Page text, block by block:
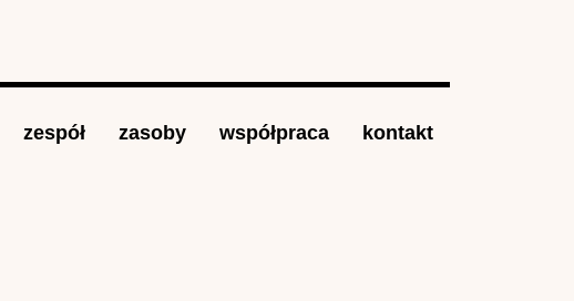
zespół zasoby współpraca kontakt